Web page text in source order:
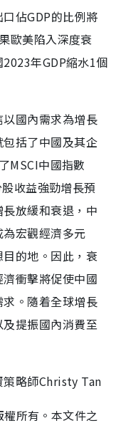
佔GDP的比例將
歐美陷入深度衰
年GDP縮水1個
國內需求為增長
括了中國及其企
MSCI中國指數
收益強勁增長預
放緩和衰退，中
宏觀經濟多元
的地。因此，衰
衝擊將促使中國
。隨着全球增長
提振國內消費至
策略師Christy Tan
所有。本文件之